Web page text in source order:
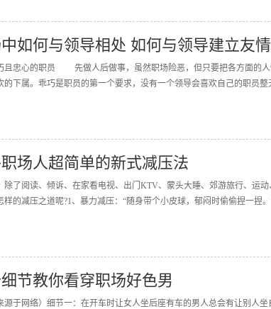
如何与领导相处 如何与领导建立友情
且忠心的职员 先做人后做事，虽然职场险恶，但只要把各方面的人
的下属。乖巧是职员的第一个要求，没有一个领导会喜欢自己的职员整
场人超简单的新式减压法
除了阅读、倾诉、在家看电视、出门KTV、蒙头大睡、郊游旅行、运
样的减压之道呢?­1、暴力减压：“随身带个小皮球，郁闷时偷偷捏一捏
细节教你看穿职场好色男
源于网络）细节一：在开车时让女人坐后座有车的男人总会有让别人